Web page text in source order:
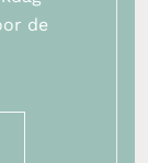
de